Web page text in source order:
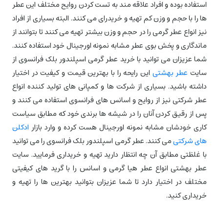
استفاده بوده و افراد علاقه مند به تست کردن روایح مختلف این عطر
ها را با حجم و وزن کم تهیه و خریدرای می کنند. البته بسیاری از افراد
نیز انواع عطر گرمی را در حجم و وزن بیشتر تهیه می کنند تا بتوانند از
ماندگاری و پخش بوی عطر مشابه نمونه اورجینال خود استفاده کنند.
شما عزیزان می توانید با خرید عطر گرمی اسپلندور بلک فرانسوی از
سایت عطر بهشتی این رایحه را با بهترین قیمت و کیفیت در اختیار
داشته باشید. بسیاری از شرکت ها و کمپانی های تولید کننده انواع
عطر شرکتی نیز از روایح و اسانس های فرانسوی استفاده می کنند و
پس از رقیق کردن آنان را در شیشه ها برندی خود که مطابق سیاست
کاری خودشان مشابه نمونه اورجینال هست کرده و وارد بازار ادکلن
های شرکتیمی کنند. عطر گرمی اسپلندور بلک فرانسوی را می توانید
با غلظتی مطابق آن چه انتظار دارید تهیه و خریداری فرمایید. سایت
عطر بهشتی انواع عطر هیا گرمی و اسانس را با گرید های کیفیتی
مختلف در اختیار دارد تا شما عزیزان بتوانید بهترین ها را تهیه و
خریداری کنید.